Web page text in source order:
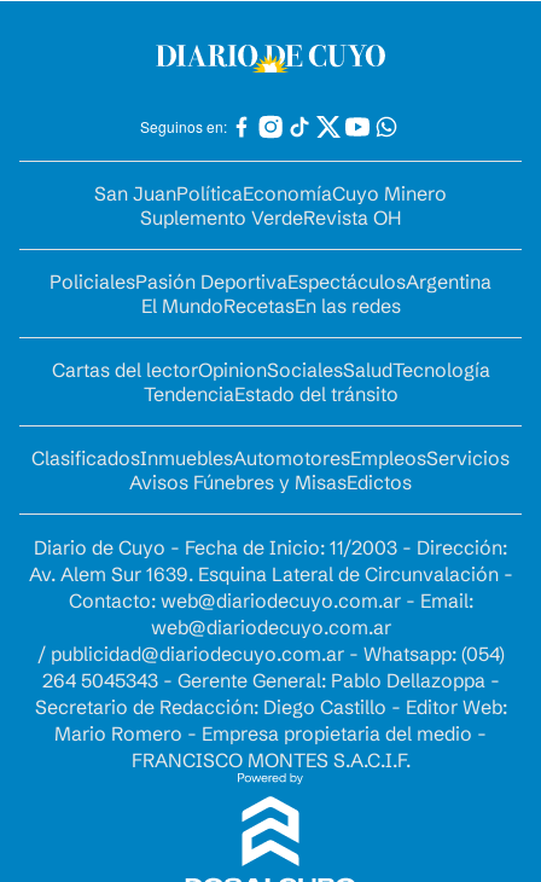
Seguinos en:
San JuanPolíticaEconomíaCuyo Minero
Suplemento VerdeRevista OH
PolicialesPasión DeportivaEspectáculosArgentina
El MundoRecetasEn las redes
Cartas del lectorOpinionSocialesSaludTecnología
TendenciaEstado del tránsito
ClasificadosInmueblesAutomotoresEmpleosServicios
Avisos Fúnebres y MisasEdictos
Diario de Cuyo - Fecha de Inicio: 11/2003 - Dirección:
Av. Alem Sur 1639. Esquina Lateral de Circunvalación -
Contacto: web@diariodecuyo.com.ar- Email:
web@diariodecuyo.com.ar
/ publicidad@diariodecuyo.com.ar- Whatsapp: (054)
264 5045343 - Gerente General: Pablo Dellazoppa -
Secretario de Redacción: Diego Castillo - Editor Web:
Mario Romero - Empresa propietaria del medio -
FRANCISCO MONTES S.A.C.I.F.